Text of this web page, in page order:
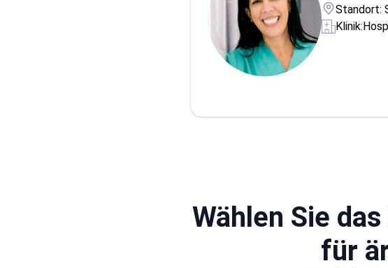
Wählen Sie
für
Standort:
Klinik: